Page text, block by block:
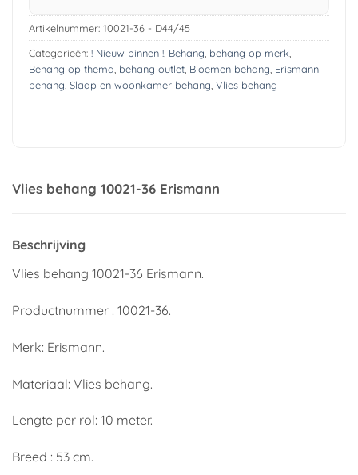
Artikelnummer: 10021-36 - D44/45
Categorieën: ! Nieuw binnen !, Behang, behang op merk,
Behang op thema, behang outlet, Bloemen behang, Erismann
behang, Slaap en woonkamer behang, Vlies behang
Vlies behang 10021-36 Erismann
Beschrijving
Vlies behang 10021-36 Erismann.
Productnummer : 10021-36.
Merk: Erismann.
Materiaal: Vlies behang.
Lengte per rol: 10 meter.
Breed : 53 cm.